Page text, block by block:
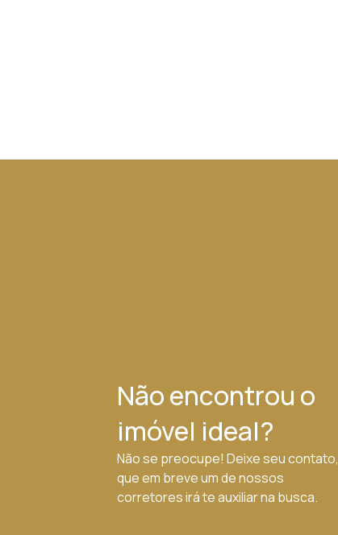
Não encontrou o
imóvel ideal?
Não se preocupe! Deixe seu contato,
que em breve um de nossos
corretores irá te auxiliar na busca.